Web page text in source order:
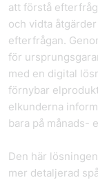
att förstå
och vidta
efterfrågan.
för
med en digital
förnybar
elkunderna
bara på månads-
Den här
mer detaljerad